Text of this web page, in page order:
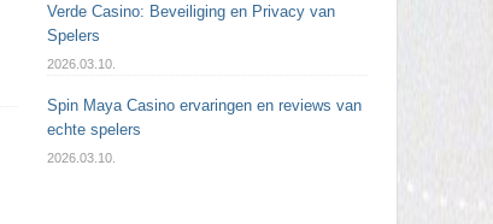
Verde Casino: Beveiliging en Privacy van
Spelers
2026.03.10.
Spin Maya Casino ervaringen en reviews van
echte spelers
2026.03.10.